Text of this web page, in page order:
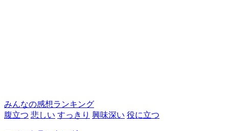
みんなの感想ランキング
腹立つ 悲しい すっきり 興味深い 役に立つ